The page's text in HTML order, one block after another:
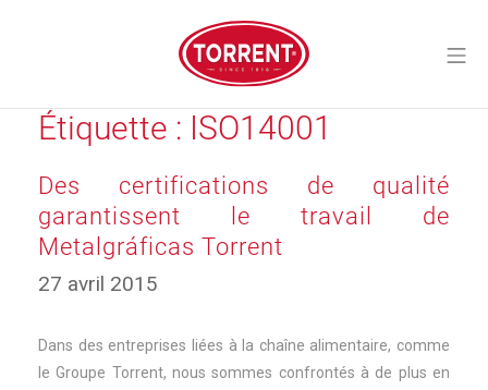
Torrent Closures
Étiquette : ISO14001
Des certifications de qualité
garantissent le travail de
Metalgráficas Torrent
27 avril 2015
Dans des entreprises liées à la chaîne alimentaire, comme
le Groupe Torrent, nous sommes confrontés à de plus en